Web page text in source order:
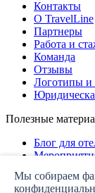
Контакты
О TravelLine
Партнеры
Работа и
Команда
Отзывы
Логотипы и
Полезные
Блог для
Мы собираем